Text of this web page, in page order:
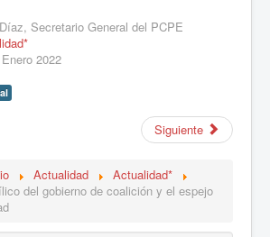
Secretario General del PCPE
2022
Siguiente
Actualidad
Actualidad*
del gobierno de coalición y el espejo